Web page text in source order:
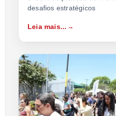
desafios estratégicos
Leia mais...